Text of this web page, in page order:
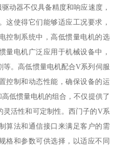
动器不仅具备精度和响应速度，
这使得它们能够适应工况要求，
控制系统中，高低惯量电机的选
量电机广泛应用于机械设备中，
。高低惯量电机配合V系列伺服
控制和动态性能，确保设备的运
低惯量电机的组合，不仅提供了
活性和可定制性。西门子的V系
算法和通信接口来满足客户的需
格和参数可供选择，以适应不同